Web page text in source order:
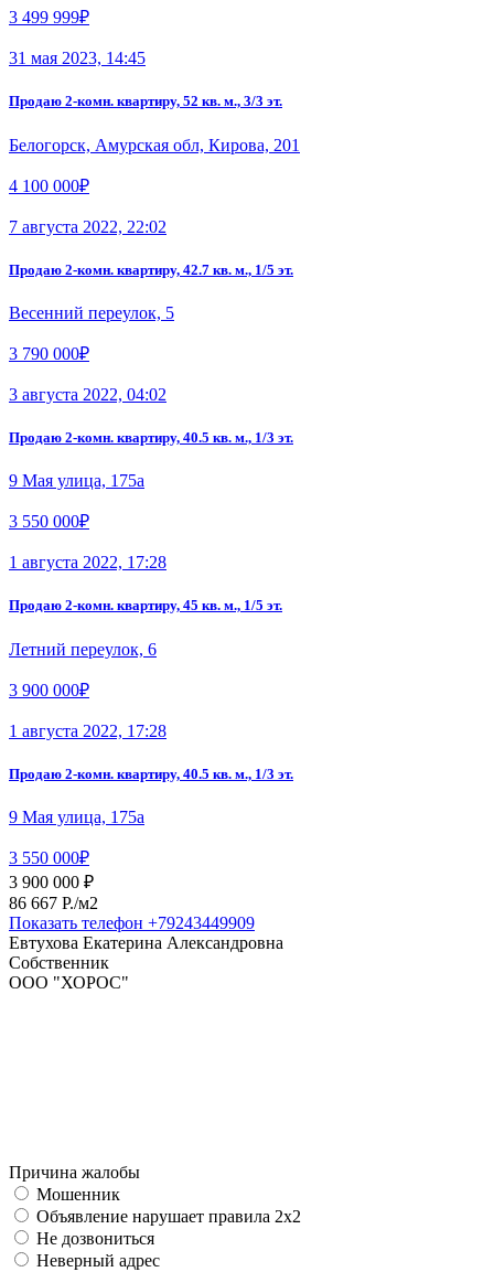
3 499 999₽
31 мая 2023, 14:45
Продаю 2-комн. квартиру, 52 кв. м., 3/3 эт.
Белогорск, Амурская обл, Кирова, 201
4 100 000₽
7 августа 2022, 22:02
Продаю 2-комн. квартиру, 42.7 кв. м., 1/5 эт.
Весенний переулок, 5
3 790 000₽
3 августа 2022, 04:02
Продаю 2-комн. квартиру, 40.5 кв. м., 1/3 эт.
9 Мая улица, 175а
3 550 000₽
1 августа 2022, 17:28
Продаю 2-комн. квартиру, 45 кв. м., 1/5 эт.
Летний переулок, 6
3 900 000₽
1 августа 2022, 17:28
Продаю 2-комн. квартиру, 40.5 кв. м., 1/3 эт.
9 Мая улица, 175а
3 550 000₽
3 900 000 ₽
86 667 P./м2
Показать телефон +79243449909
Евтухова Екатерина Александровна
Собственник
ООО "ХОРОС"
Причина жалобы
Мошенник
Объявление нарушает правила 2x2
Не дозвониться
Неверный адрес